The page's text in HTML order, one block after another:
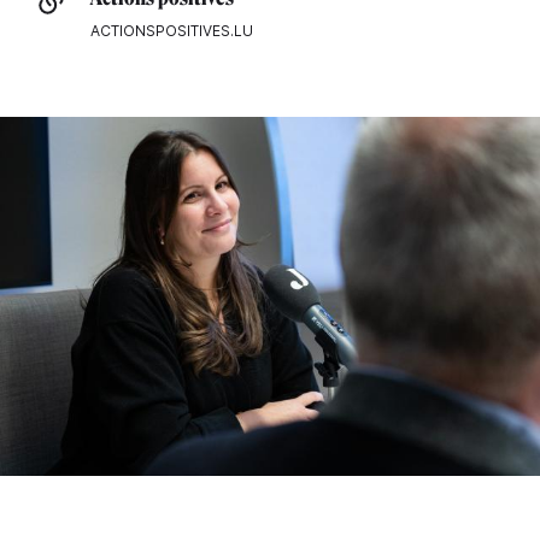
ACTIONSPOSITIVES.LU